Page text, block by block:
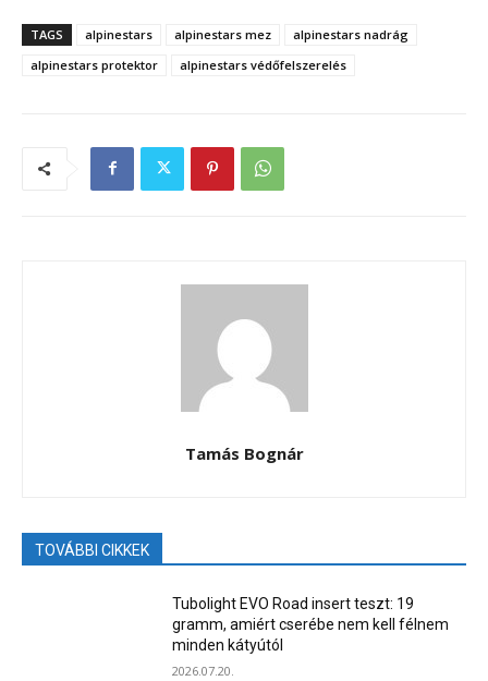
TAGS alpinestars alpinestars mez
alpinestars nadrág
alpinestars protektor
alpinestars védőfelszerelés
Tamás Bognár
TOVÁBBI CIKKEK
Tubolight EVO Road insert teszt: 19
gramm, amiért cserébe nem kell félnem
minden kátyútól
2026.07.20.